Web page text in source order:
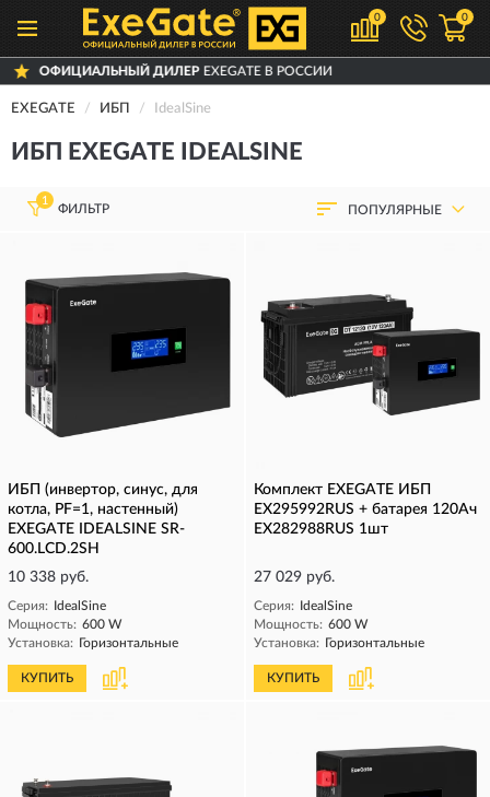
0 0
EXEGATE В РОССИИ
EXEGATE ИБП IdealSine
ИБП EXEGATE IDEALSINE
1
ФИЛЬТР ПОПУЛЯРНЫЕ
ИБП (инвертор, синус, для
котла, PF=1, настенный)
EXEGATE IDEALSINE SR-
600.LCD.2SH
10 338 руб.
Серия: IdealSine
Мощность: 600 W
Установка: Горизонтальные
КУПИТЬ
Комплект EXEGATE ИБП
EX295992RUS + батарея 120Aч
EX282988RUS 1шт
27 029 руб.
Серия: IdealSine
Мощность: 600 W
Установка: Горизонтальные
КУПИТЬ